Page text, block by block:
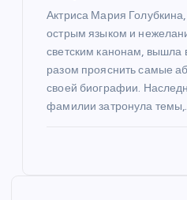
Актриса Мария
острым языком и
светским канонам, вышла
разом прояснить самые
своей биографии.
фамилии затронула